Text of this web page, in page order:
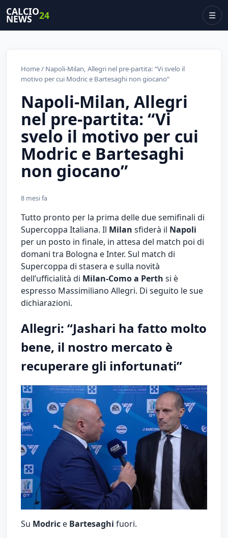
CALCIO
NEWS 24 ☰
Home/ Napoli-Milan, Allegri nel pre-partita: “Vi svelo il
motivo per cui Modric e Bartesaghi non giocano”
Napoli-Milan, Allegri
nel pre-partita: “Vi
svelo il motivo per cui
Modric e Bartesaghi
non giocano”
8 mesi fa
Tutto pronto per la prima delle due semifinali di
Supercoppa Italiana. Il Milan sfiderà il Napoli
per un posto in finale, in attesa del match poi di
domani tra Bologna e Inter. Sul match di
Supercoppa di stasera e sulla novità
dell’ufficialità di Milan-Como a Perth si è
espresso Massimiliano Allegri. Di seguito le sue
dichiarazioni.
Allegri: “Jashari ha fatto molto
bene, il nostro mercato è
recuperare gli infortunati”
Su Modric e Bartesaghi fuori.